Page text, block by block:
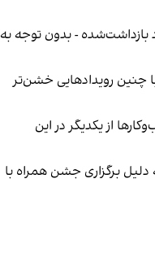
بازداشت‌‌شده - بدون توجه به
چنین رویدادهایی خشن‌تر
از یکدیگر در این
برگزاری جشن همراه با